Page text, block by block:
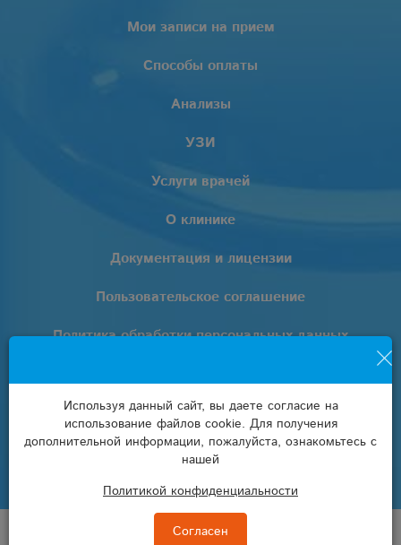
Мои записи на прием
Способы оплаты
Анализы
УЗИ
Услуги врачей
О клинике
Документация и лицензии
Пользовательское соглашение
Политика обработки персональных данных
+7 (861) 205-02-02
info@euro-lab.ru
© Клиника «EUROLAB» 2008 — 2026
Используя данный сайт, вы даете согласие на
использование файлов cookie. Для получения
дополнительной информации, пожалуйста, ознакомьтесь с
нашей
Политикой конфиденциальности
Согласен